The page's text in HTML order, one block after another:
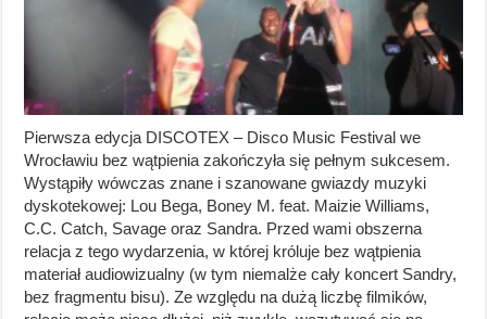
Pierwsza edycja DISCOTEX – Disco Music Festival we
Wrocławiu bez wątpienia zakończyła się pełnym sukcesem.
Wystąpiły wówczas znane i szanowane gwiazdy muzyki
dyskotekowej: Lou Bega, Boney M. feat. Maizie Williams,
C.C. Catch, Savage oraz Sandra. Przed wami obszerna
relacja z tego wydarzenia, w której króluje bez wątpienia
materiał audiowizualny (w tym niemalże cały koncert Sandry,
bez fragmentu bisu). Ze względu na dużą liczbę filmików,